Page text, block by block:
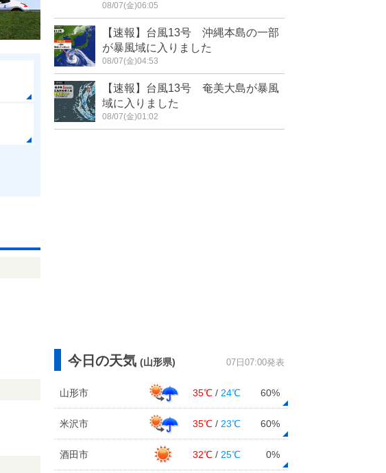
08/07(金)06:05
【速報】台風13号 沖縄本島の一部
が暴風域に入りました
08/07(金)04:53
【速報】台風13号 奄美大島が暴風
域に入りました
08/07(金)01:02
今日の天気 (山形県) 07日07:00発表
山形市 35℃ / 24℃ 60%
米沢市 35℃ / 23℃ 60%
酒田市 32℃ / 25℃ 0%